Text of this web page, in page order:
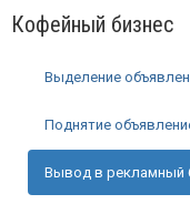
Кофейный бизнес
Выделение
Поднятие
Вывод в рекламный